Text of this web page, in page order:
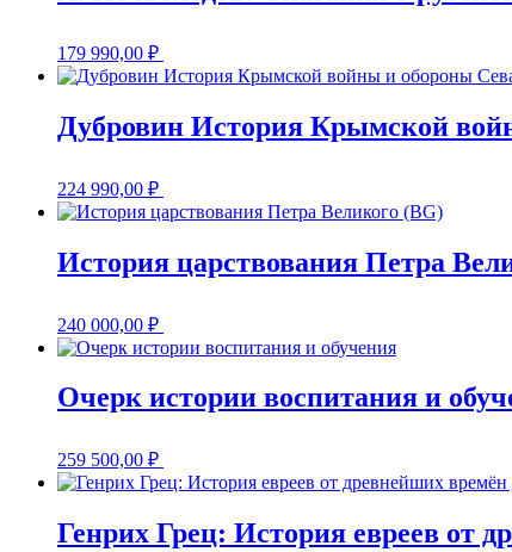
179 990,00 ₽
Дубровин История Крымской
224 990,00 ₽
История царствования Петра
240 000,00 ₽
Очерк истории воспитания и
259 500,00 ₽
Генрих Грец: История евреев от